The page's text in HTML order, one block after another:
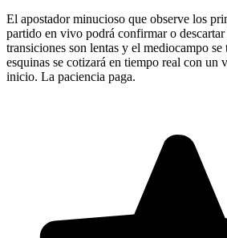
El apostador minucioso que observe los
partido en vivo podrá confirmar o
transiciones son lentas y el mediocampo se
esquinas se cotizará en tiempo real con un
inicio. La paciencia paga.